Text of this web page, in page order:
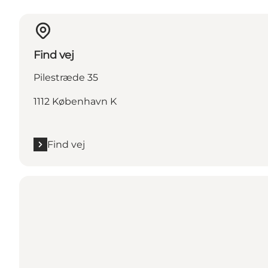
Find vej
Pilestræde 35
1112 København K
Find vej